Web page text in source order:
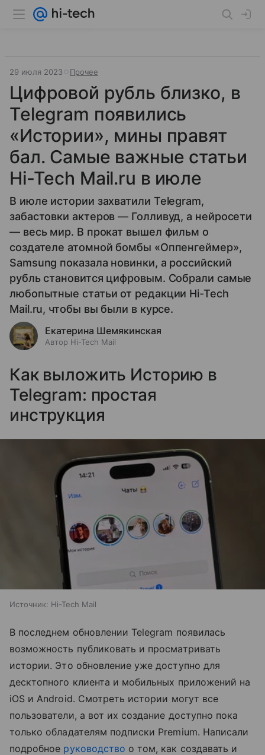
29 июля 2023 Прочее
Цифровой рубль близко, в
Telegram появились
«Истории», мины правят
бал. Самые важные статьи
Hi-Tech Mail.ru в июле
В июле истории захватили Telegram,
забастовки актеров — Голливуд, а нейросети
— весь мир. В прокат вышел фильм о
создателе атомной бомбы «Оппенгеймер»,
Samsung показала новинки, а российский
рубль становится цифровым. Собрали самые
любопытные статьи от редакции Hi-Tech
Mail.ru, чтобы вы были в курсе.
Екатерина Шемякинская
Автор Hi-Tech Mail
Как выложить Историю в
Telegram: простая
инструкция
Источник: Hi-Tech Mail
В последнем обновлении Telegram появилась
возможность публиковать и просматривать
истории. Это обновление уже доступно для
десктопного клиента и мобильных приложений на
iOS и Android. Смотреть истории могут все
пользователи, а вот их создание доступно пока
только обладателям подписки Premium. Написали
подробное руководство о том, как создавать и